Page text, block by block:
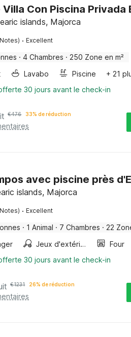
Villa Con Piscina Privada
islands, Majorca
· Excellent
· 4 Chambres · 250 Zone en m²
Lavabo Piscine
+ 21
30 jours avant le check-in
€476 33% de réduction
avec piscine près
islands, Majorca
· Excellent
· 1 Animal · 7 Chambres · 22
Jeux d'extérieur Four
30 jours avant le check-in
€1231 26% de réduction